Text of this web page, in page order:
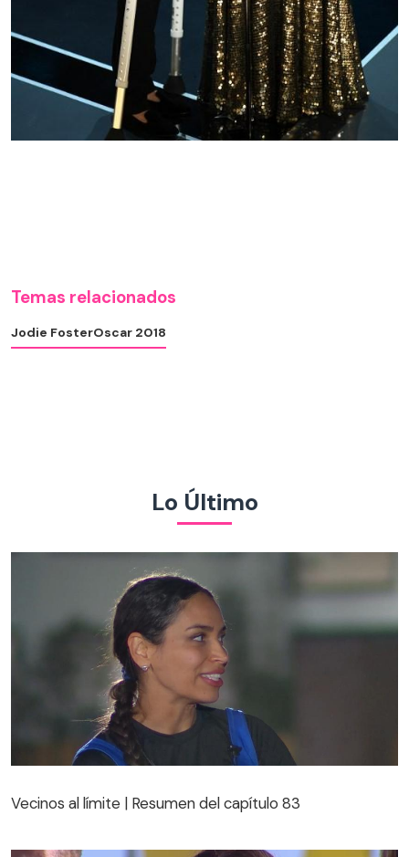
Temas relacionados
Jodie FosterOscar 2018
Lo Último
Vecinos al límite | Resumen del capítulo 83